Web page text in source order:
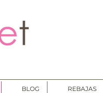
BLOG REBAJAS